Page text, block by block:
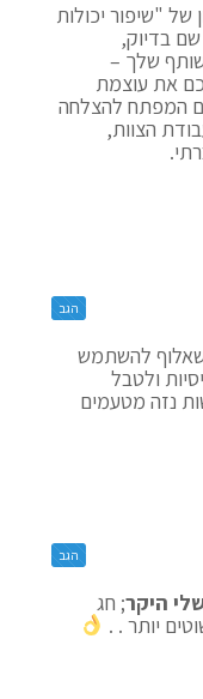
של "שיפור יכולות
בדיוק,
שלך –
את עוצמת
המפתח להצלחה
הצוות,
להשתמש
ולטבל
נזה מטעמים
הגב
היקר; חג
יותר . .
הגב